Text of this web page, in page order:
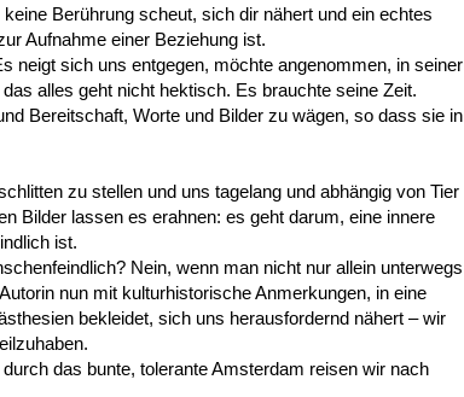
Berührung scheut, sich dir nähert und ein echtes
Aufnahme einer Beziehung ist.
neigt sich uns entgegen, möchte angenommen, in seiner
alles geht nicht hektisch. Es brauchte seine Zeit.
Bereitschaft, Worte und Bilder zu wägen, so dass sie in
zu stellen und uns tagelang und abhängig von Tier
Bilder lassen es erahnen: es geht darum, eine innere
ist.
Nein, wenn man nicht nur allein unterwegs
nun mit kulturhistorische Anmerkungen, in eine
bekleidet, sich uns herausfordernd nähert – wir
das bunte, tolerante Amsterdam reisen wir nach